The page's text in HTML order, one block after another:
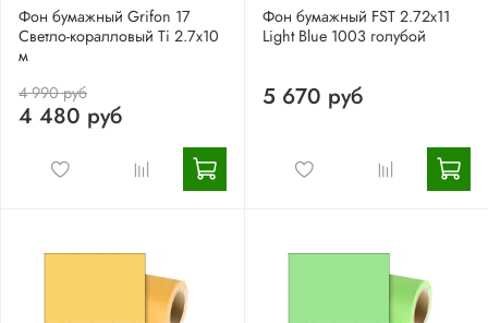
Фон бумажный Grifon 17
Светло-коралловый Ti 2.7х10
м
4 990 руб
4 480 руб
Фон бумажный FST 2.72х11
Light Blue 1003 голубой
5 670 руб